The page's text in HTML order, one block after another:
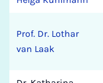
Prof. Dr. Lothar
van Laak